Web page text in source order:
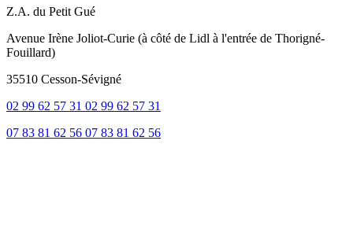
Z.A. du Petit Gué
Avenue Irène Joliot-Curie (à côté de Lidl à l'entrée de Thorigné-
Fouillard)
35510 Cesson-Sévigné
02 99 62 57 31 02 99 62 57 31
07 83 81 62 56 07 83 81 62 56